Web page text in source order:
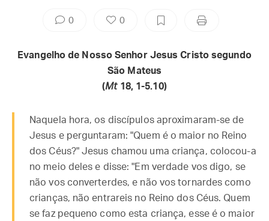
0 0
Evangelho de Nosso Senhor Jesus Cristo segundo
São Mateus
(Mt18, 1-5.10)
Naquela hora, os discípulos aproximaram-se de
Jesus e perguntaram: "Quem é o maior no Reino
dos Céus?" Jesus chamou uma criança, colocou-a
no meio deles e disse: "Em verdade vos digo, se
não vos converterdes, e não vos tornardes como
crianças, não entrareis no Reino dos Céus. Quem
se faz pequeno como esta criança, esse é o maior